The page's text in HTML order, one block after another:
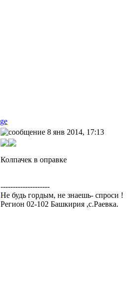
8 янв 2014, 17:13
Колпачек в оправке
--------------------
Не будь гордым, не знаешь- спроси !
Регион 02-102 Башкирия ,с.Раевка.